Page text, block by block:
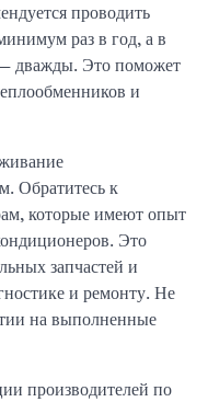
проводить
раз в год, а в
— дважды. Это поможет
и
Обратитесь к
которые имеют опыт
Это
запчастей и
и ремонту. Не
на выполненные
производителей по